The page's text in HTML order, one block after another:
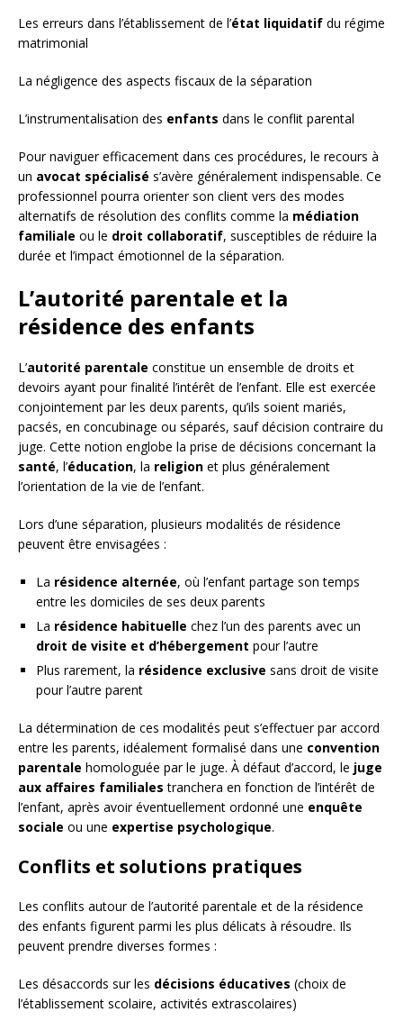
Les erreurs dans l’établissement de l’état liquidatif du régime
matrimonial
La négligence des aspects fiscaux de la séparation
L’instrumentalisation des enfants dans le conflit parental
Pour naviguer efficacement dans ces procédures, le recours à
un avocat spécialisé s’avère généralement indispensable. Ce
professionnel pourra orienter son client vers des modes
alternatifs de résolution des conflits comme la médiation
familiale ou le droit collaboratif, susceptibles de réduire la
durée et l’impact émotionnel de la séparation.
L’autorité parentale et la
résidence des enfants
L’autorité parentale constitue un ensemble de droits et
devoirs ayant pour finalité l’intérêt de l’enfant. Elle est exercée
conjointement par les deux parents, qu’ils soient mariés,
pacsés, en concubinage ou séparés, sauf décision contraire du
juge. Cette notion englobe la prise de décisions concernant la
santé, l’éducation, la religion et plus généralement
l’orientation de la vie de l’enfant.
Lors d’une séparation, plusieurs modalités de résidence
peuvent être envisagées :
La résidence alternée, où l’enfant partage son temps
entre les domiciles de ses deux parents
La résidence habituelle chez l’un des parents avec un
droit de visite et d’hébergement pour l’autre
Plus rarement, la résidence exclusive sans droit de visite
pour l’autre parent
La détermination de ces modalités peut s’effectuer par accord
entre les parents, idéalement formalisé dans une convention
parentale homologuée par le juge. À défaut d’accord, le juge
aux affaires familiales tranchera en fonction de l’intérêt de
l’enfant, après avoir éventuellement ordonné une enquête
sociale ou une expertise psychologique.
Conflits et solutions pratiques
Les conflits autour de l’autorité parentale et de la résidence
des enfants figurent parmi les plus délicats à résoudre. Ils
peuvent prendre diverses formes :
Les désaccords sur les décisions éducatives (choix de
l’établissement scolaire, activités extrascolaires)